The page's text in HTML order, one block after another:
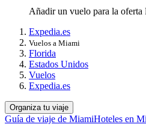
Añadir un vuelo para la oferta
Expedia.es
Vuelos a Miami
Florida
Estados Unidos
Vuelos
Expedia.es
Organiza tu viaje
Guía de viaje de MiamiHoteles en